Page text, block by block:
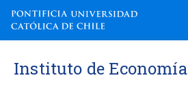
Instituto de Economía